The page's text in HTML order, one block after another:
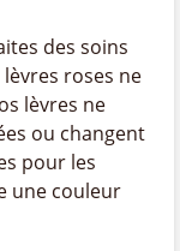
des soins
roses ne
lèvres ne
ou changent
pour les
une couleur